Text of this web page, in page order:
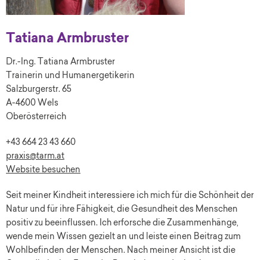
Tatiana Armbruster
Dr.-Ing. Tatiana Armbruster
Trainerin und Humanergetikerin
Salzburgerstr. 65
A-4600 Wels
Oberösterreich
+43 664 23 43 660
praxis@tarm.at
Website besuchen
Seit meiner Kindheit interessiere ich mich für die Schönheit der
Natur und für ihre Fähigkeit, die Gesundheit des Menschen
positiv zu beeinflussen. Ich erforsche die Zusammenhänge,
wende mein Wissen gezielt an und leiste einen Beitrag zum
Wohlbefinden der Menschen. Nach meiner Ansicht ist die